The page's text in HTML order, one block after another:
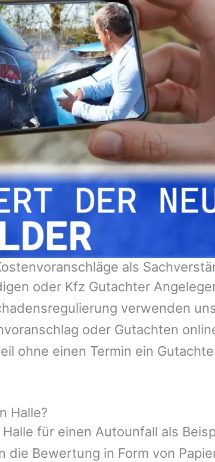
als
oder Kfz Gutachter
verwenden
oder Gutachten
ohne einen Termin ein
Halle?
Halle für einen Autounfall als
die Bewertung in Form von